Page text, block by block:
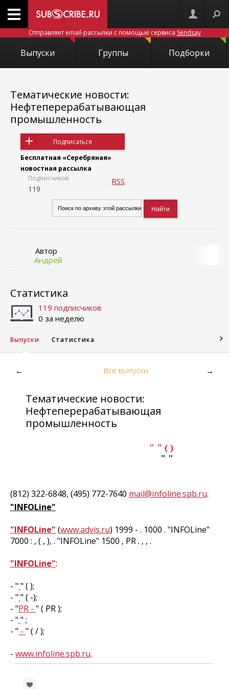
Отправляет email-рассылки с помощью сервиса Sendsay
Выпуски Группы Подборки
Тематические новости:
Нефтеперерабатывающая
промышленность
Подписаться
Бесплатная «Серебряная»
новостная рассылка
Подписчиков
119
RSS
Автор
Андрей
Статистика
119 подписчиков
0 за неделю
Выпуски Статистика
← Все выпуски →
Тематические новости:
Нефтеперерабатывающая
промышленность
" " ( )
" "
(812) 322-6848, (495) 772-7640 mail@infoline.spb.ru.
"INFOLine"
"INFOLine" (www.advis.ru) 1999 - . 1000 . "INFOLine"
7000 : , ( , ), . "INFOLine" 1500 , PR . , , .
"INFOLine":
- " " ( );
- " " ( -);
- "PR - " ( PR );
- " " ;
- " - " ( / );
- www.infoline.spb.ru.